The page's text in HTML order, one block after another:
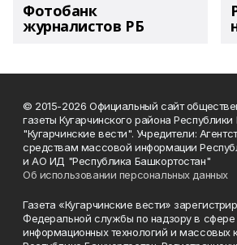
Фотобанк
журналистов РБ
© 2015-2026 Официальный сайт
газеты Кугарчинского района
"Кугарчинские вести". Учредители:
средствам массовой информации
и АО ИД "Республика Башкортостан"
Об использовании персональных данных
Газета «Кугарчинские вести»
Федеральной службы по надзору в сфере
информационных технологий и массовых